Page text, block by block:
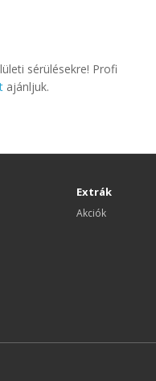
sérülésekre! Profi
ajánljuk.
Extrák
Akciók